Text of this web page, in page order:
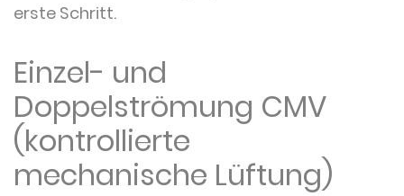
erste Schritt.
Einzel- und
Doppelströmung CMV
(kontrollierte
mechanische Lüftung)